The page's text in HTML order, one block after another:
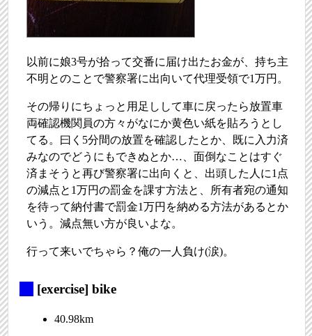
以前に娘3号が拾って交番に届け出たお金が、持ち主
不明とのことで警察署に出向いて代理受領で1万円。
その帰りにちょっと用足しして車に戻ったら放置車
両確認機関員の方々がなにか黄色い紙を貼ろうとし
てる。曰く5分間の放置を確認したとか、既に入力済
みなのでどうにもできぬとか…、面倒なことはすぐ
済まそうと再び警察署に出向くと、出頭した人に1点
の減点と1万円の罰金を課す方法と、所有者宛の通知
を待って納付書で罰金1万円を納める方法があるとか
いう。減点無い方が良いよな。
行って来いでちゃら？俺の一人負け(涙)。
[exercise] bike
40.98km